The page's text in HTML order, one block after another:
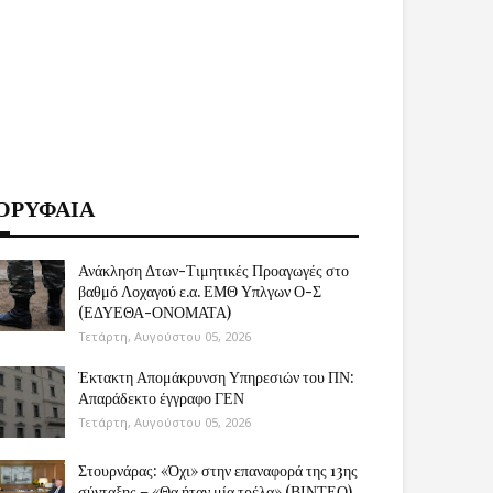
Ανάκληση Δτων-Τιμητικές Προαγωγές στο
βαθμό Λοχαγού ε.α. ΕΜΘ Υπλγων Ο-Σ
(ΕΔΥΕΘΑ-ΟΝΟΜΑΤΑ)
Τετάρτη, Αυγούστου 05, 2026
Έκτακτη Απομάκρυνση Υπηρεσιών του ΠΝ:
Απαράδεκτο έγγραφο ΓΕΝ
Τετάρτη, Αυγούστου 05, 2026
Στουρνάρας: «Όχι» στην επαναφορά της 13ης